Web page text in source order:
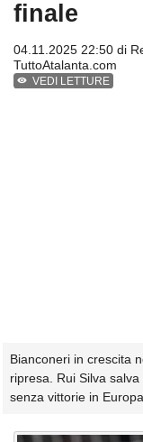
finale
04.11.2025 22:50 di
TuttoAtalanta.com
VEDI LETTURE
Bianconeri in crescita
ripresa. Rui Silva
senza vittorie in Europa.